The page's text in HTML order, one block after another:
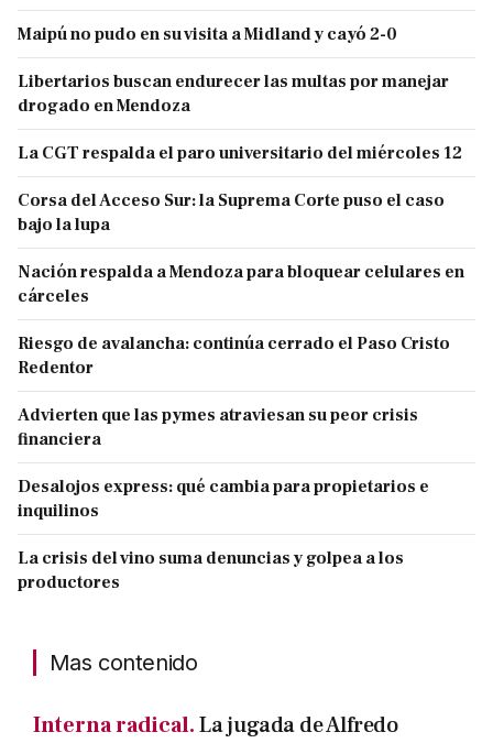
Maipú no pudo en su visita a Midland y cayó 2-0
Libertarios buscan endurecer las multas por manejar
drogado en Mendoza
La CGT respalda el paro universitario del miércoles 12
Corsa del Acceso Sur: la Suprema Corte puso el caso
bajo la lupa
Nación respalda a Mendoza para bloquear celulares en
cárceles
Riesgo de avalancha: continúa cerrado el Paso Cristo
Redentor
Advierten que las pymes atraviesan su peor crisis
financiera
Desalojos express: qué cambia para propietarios e
inquilinos
La crisis del vino suma denuncias y golpea a los
productores
Mas contenido
Interna radical.La jugada de Alfredo